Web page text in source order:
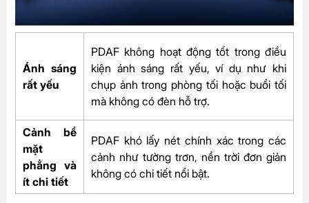
Ánh sáng
rất yếu
PDAF không hoạt động tốt trong điều
kiện ánh sáng rất yếu, ví dụ như khi
chụp ảnh trong phòng tối hoặc buổi tối
mà không có đèn hỗ trợ.
Cảnh bề
mặt
phẳng và
ít chi tiết
PDAF khó lấy nét chính xác trong các
cảnh như tường trơn, nền trời đơn giản
không có chi tiết nổi bật.